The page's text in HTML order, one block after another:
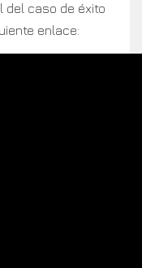
del caso de éxito
enlace: